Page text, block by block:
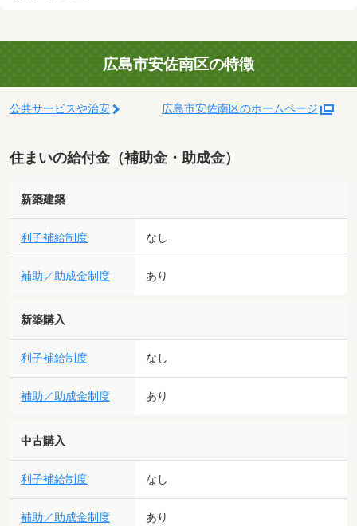
広島市安佐南区の特徴
公共サービスや治安 広島市安佐南区のホームページ
住まいの給付金（補助金・助成金）
新築建築
利子補給制度 なし
補助／助成金制度 あり
新築購入
利子補給制度 なし
補助／助成金制度 あり
中古購入
利子補給制度 なし
補助／助成金制度 あり